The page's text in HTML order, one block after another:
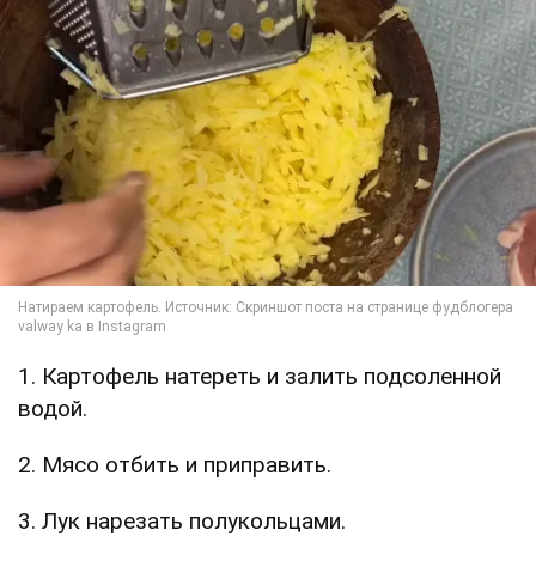
1. Картофель натереть и залить подсоленной
водой.
2. Мясо отбить и приправить.
3. Лук нарезать полукольцами.